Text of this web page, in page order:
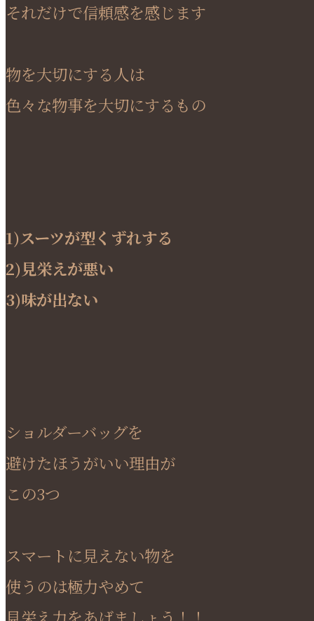
それだけで信頼感を感じます
物を大切にする人は
色々な物事を大切にするもの
1)スーツが型くずれする
2)見栄えが悪い
3)味が出ない
ショルダーバッグを
避けたほうがいい理由が
この3つ
スマートに見えない物を
使うのは極力やめて
見栄え力をあげましょう！！